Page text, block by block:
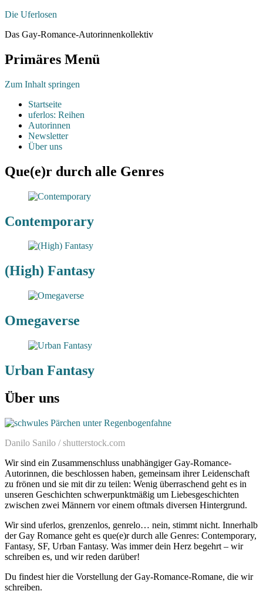
Die Uferlosen
Das Gay-Romance-Autorinnenkollektiv
Primäres Menü
Zum Inhalt springen
Startseite
uferlos: Reihen
Autorinnen
Newsletter
Über uns
Que(e)r durch alle Genres
Contemporary
(High) Fantasy
Omegaverse
Urban Fantasy
Über uns
Danilo Sanilo / shutterstock.com
Wir sind ein Zusammenschluss unabhängiger Gay-Romance-
Autorinnen, die beschlossen haben, gemeinsam ihrer Leidenschaft
zu frönen und sie mit dir zu teilen: Wenig überraschend geht es in
unseren Geschichten schwerpunktmäßig um Liebesgeschichten
zwischen zwei Männern vor einem oftmals diversen Hintergrund.
Wir sind uferlos, grenzenlos, genrelo… nein, stimmt nicht. Innerhalb
der Gay Romance geht es que(e)r durch alle Genres: Contemporary,
Fantasy, SF, Urban Fantasy. Was immer dein Herz begehrt – wir
schreiben es, und wir reden darüber!
Du findest hier die Vorstellung der Gay-Romance-Romane, die wir
schreiben.